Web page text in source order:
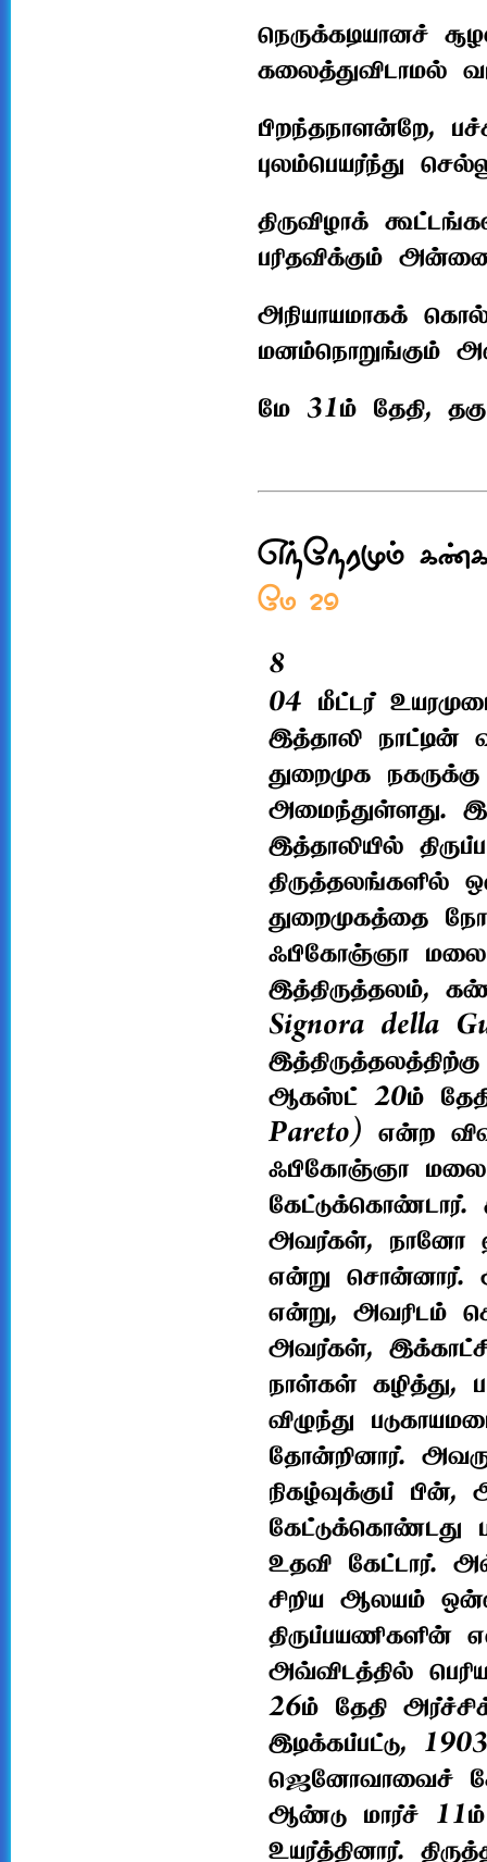
நெருக்கடியானச்
கலைத்துவிடாமல்
பிறந்தநாளன்றே,
புலம்பெயர்ந்து
திருவிழாக்
பரிதவிக்கும்
அநியாயமாகக்
மனம்நொறுங்கும்
மே 31ம் தேதி,
எந்நேரமும்
மே 29
8
04 மீட்டர்
இத்தாலி
துறைமுக
அமைந்துள்ளது.
இத்தாலியில்
திருத்தலங்களில்
துறைமுகத்தை
ஃபிகோஞ்ஞா
இத்திருத்தலம்,
Signora della
ஆகஸ்ட் 20ம்
Pareto) என்ற
ஃபிகோஞ்ஞா
அவர்கள், நானோ
என்று
என்று, அவரிடம்
அவர்கள்,
நாள்கள் கழித்து,
விழுந்து
தோன்றினார்.
நிகழ்வுக்குப்
கேட்டுக்கொண்டது
உதவி கேட்டார்.
சிறிய ஆலயம்
அவ்விடத்தில்
26ம் தேதி
இடிக்கப்பட்டு,
ஜெனோவாவைச்
ஆண்டு மார்ச்
உயர்த்தினார்.